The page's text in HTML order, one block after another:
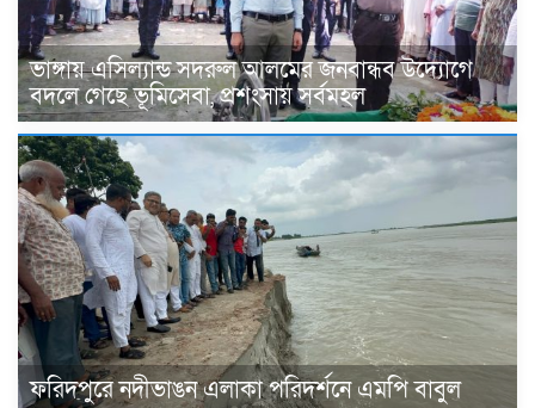
ভাঙ্গায় এসিল্যান্ড সদরুল আলমের জনবান্ধব উদ্যোগে
বদলে গেছে ভূমিসেবা, প্রশংসায় সর্বমহল
ফরিদপুরে নদীভাঙন এলাকা পরিদর্শনে এমপি বাবুল